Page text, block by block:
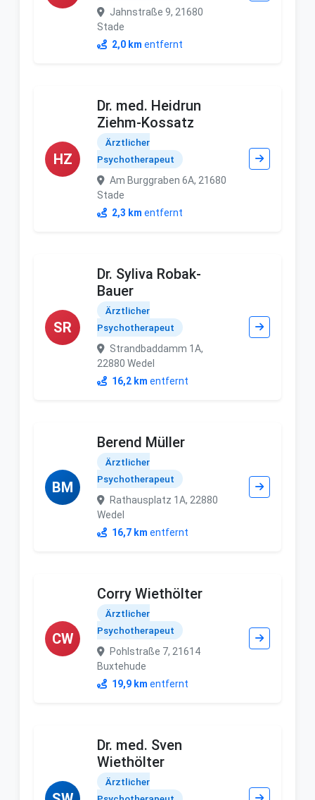
Jahnstraße 9, 21680
Stade
2,0 km entfernt
HZ
Dr. med. Heidrun
Ziehm-Kossatz
Ärztlicher
Psychotherapeut
Am Burggraben 6A, 21680
Stade
2,3 km entfernt
SR
Dr. Syliva Robak-
Bauer
Ärztlicher
Psychotherapeut
Strandbaddamm 1A,
22880 Wedel
16,2 km entfernt
BM
Berend Müller
Ärztlicher
Psychotherapeut
Rathausplatz 1A, 22880
Wedel
16,7 km entfernt
CW
Corry Wiethölter
Ärztlicher
Psychotherapeut
Pohlstraße 7, 21614
Buxtehude
19,9 km entfernt
Dr. med. Sven
Wiethölter
Ärztlicher